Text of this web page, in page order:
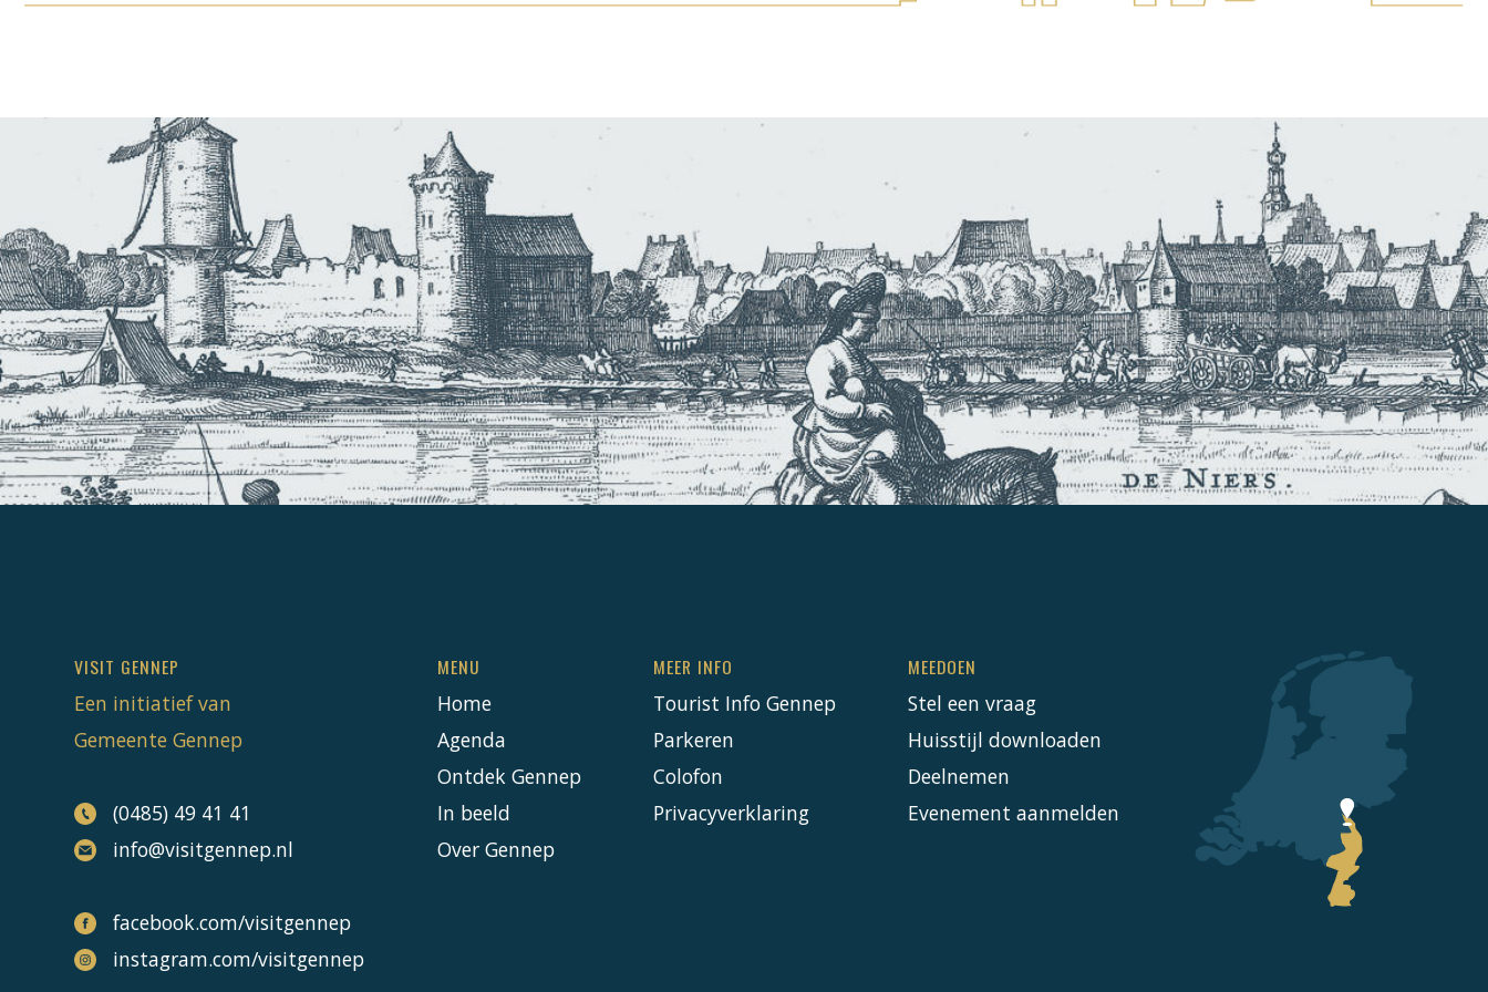
VISIT GENNEP
Een initiatief van
Gemeente Gennep
(0485) 49 41 41
info@visitgennep.nl
facebook.com/visitgennep
instagram.com/visitgennep
MENU
Home
Agenda
Ontdek Gennep
In beeld
Over Gennep
MEER INFO
Tourist Info Gennep
Parkeren
Colofon
Privacyverklaring
MEEDOEN
Stel een vraag
Huisstijl downloaden
Deelnemen
Evenement aanmelden